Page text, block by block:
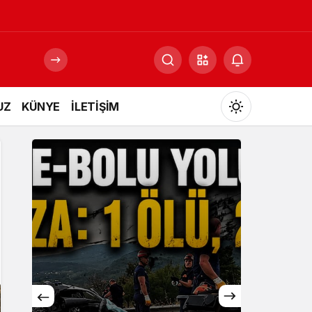
KÜNYE İLETİŞİM
Mod
değiştir
Gündüz Modu
Gündüz modunu seçin.
Gece Modu
Gece modunu seçin.